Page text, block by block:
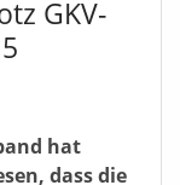
GKV-